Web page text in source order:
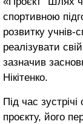
спортивною
розвитку учнів-
реалізувати
зазначив
Нікітенко.
Під час
проєкту, його